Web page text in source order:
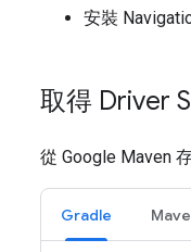
安裝
取得 Driver
從 Google Maven
Gradle